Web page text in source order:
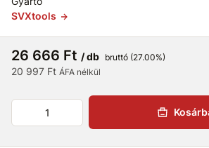
SVXtools
26 666 Ft / db bruttó (27.00%)
20 997 Ft ÁFA nélkül